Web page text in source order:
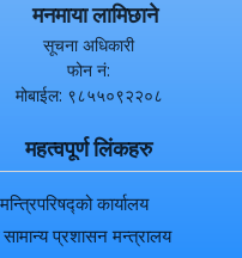
सूचना अधिकारी
मनमाया लामिछाने
सूचना अधिकारी
फोन नं:
महत्वपूर्ण लिंकहरु